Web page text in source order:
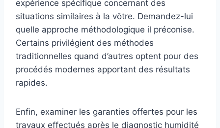
expérience spécifique concernant des
situations similaires à la vôtre. Demandez-lui
quelle approche méthodologique il préconise.
Certains privilégient des méthodes
traditionnelles quand d’autres optent pour des
procédés modernes apportant des résultats
rapides.
Enfin, examiner les garanties offertes pour les
travaux effectués après le diagnostic humidité